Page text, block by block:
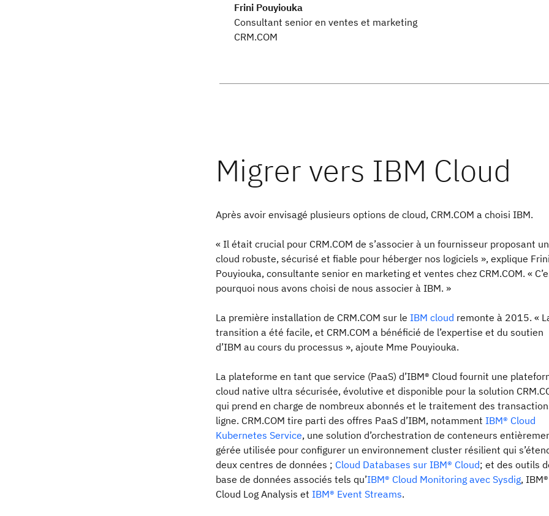
Frini Pouyiouka
Consultant senior en ventes et marketing
CRM.COM
Après avoir envisagé plusieurs options de cloud, CRM.COM a choisi IBM.
« Il était crucial pour CRM.COM de s’associer à un fournisseur proposant un
cloud robuste, sécurisé et fiable pour héberger nos logiciels », explique
Pouyiouka, consultante senior en marketing et ventes chez CRM.COM. «
pourquoi nous avons choisi de nous associer à IBM. »
La première installation de CRM.COM sur le IBM cloud remonte à 2015. «
transition a été facile, et CRM.COM a bénéficié de l’expertise et du soutien
d’IBM au cours du processus », ajoute Mme Pouyiouka.
La plateforme en tant que service (PaaS) d’IBM® Cloud fournit une
cloud native ultra sécurisée, évolutive et disponible pour la solution
qui prend en charge de nombreux abonnés et le traitement des
ligne. CRM.COM tire parti des offres PaaS d’IBM, notamment IBM® Cloud
Kubernetes Service, une solution d’orchestration de conteneurs
gérée utilisée pour configurer un environnement cluster résilient qui
deux centres de données ; Cloud Databases sur IBM® Cloud; et des outils
base de données associés tels qu’IBM® Cloud Monitoring avec Sysdig, IBM®
Cloud Log Analysis et IBM® Event Streams.